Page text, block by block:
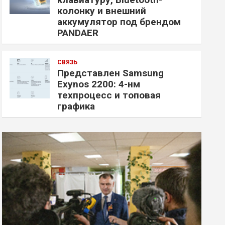
колонку и внешний
аккумулятор под брендом
PANDAER
СВЯЗЬ
Представлен Samsung
Exynos 2200: 4-нм
техпроцесс и топовая
графика